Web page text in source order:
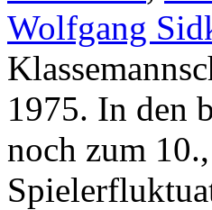
Wolfgang
1975. In den
noch zum